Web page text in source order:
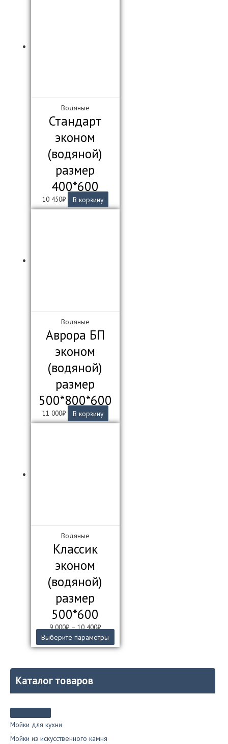
Каталог товаров
Мойки для кухни
Мойки из искусственного камня
Водяные
Стандарт
эконом
(водяной)
размер
400*600
10 450₽ В корзину
Водяные
Аврора БП
эконом
(водяной)
размер
500*800*600
11 000₽ В корзину
Водяные
Классик
эконом
(водяной)
размер
500*600
9 000₽–10 400₽
Выберите параметры
товар
можно